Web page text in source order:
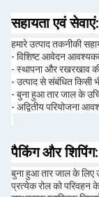
सहायता एवं सेवाएं:
हमारे उत्पाद तकनीकी
- विशिष्ट आवेदन
- स्थापना और रखरखाव
- उत्पाद से संबंधित किसी
- बुना हुआ तार जाल के
- अद्वितीय परियोजना
पैकिंग और शिपिंग:
बुना हुआ तार जाल के लिए
प्रत्येक रोल को परिवहन